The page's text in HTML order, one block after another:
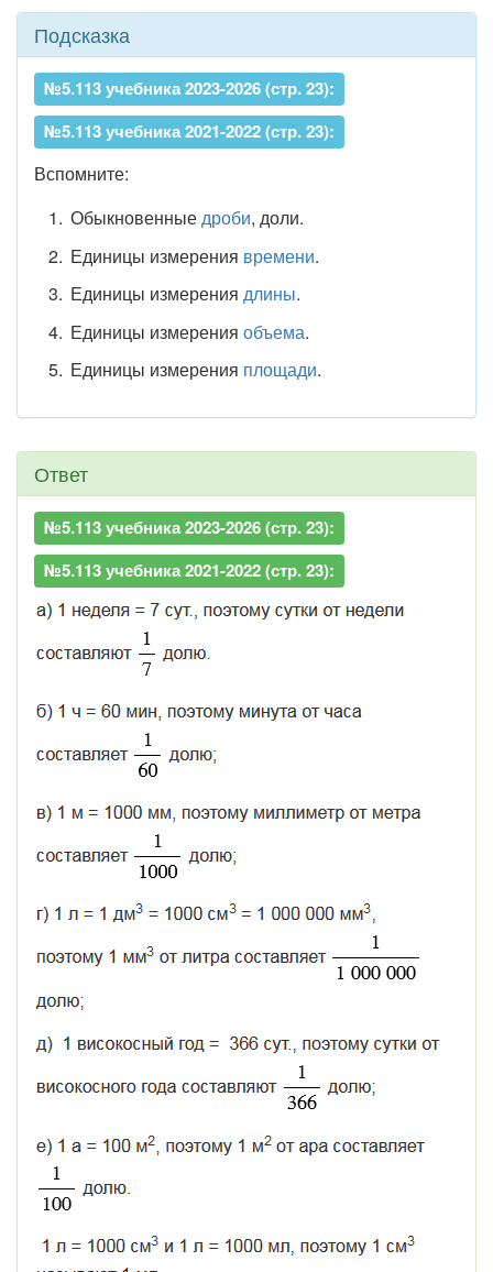
Подсказка
№5.113 учебника 2023-2026 (стр. 23):
№5.113 учебника 2021-2022 (стр. 23):
Вспомните:
Обыкновенныедроби, доли.
Единицы измерения времени.
Единицы измерения длины.
Единицы измерения объема.
Единицы измерения площади.
Ответ
№5.113 учебника 2023-2026 (стр. 23):
№5.113 учебника 2021-2022 (стр. 23):